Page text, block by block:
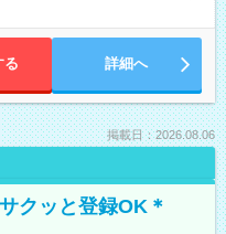
る 詳細へ
掲載日：2026.08.06
クッと登録OK＊